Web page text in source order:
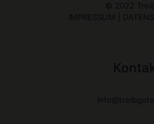
© 2022
IMPRESSUM